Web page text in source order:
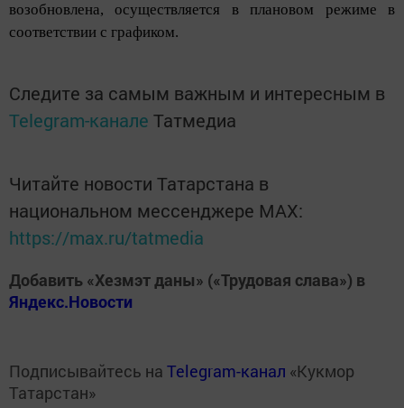
возобновлена, осуществляется в плановом режиме в
соответствии с графиком.
Следите за самым важным и интересным в
Telegram-канале Татмедиа
Читайте новости Татарстана в
национальном мессенджере MАХ:
https://max.ru/tatmedia
Добавить «Хезмэт даны» («Трудовая слава») в
Яндекс.Новости
Подписывайтесь на Telegram-канал «Кукмор
Татарстан»